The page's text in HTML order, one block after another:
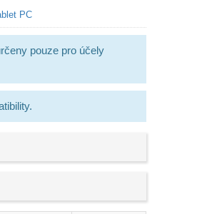
PC
pouze pro účely